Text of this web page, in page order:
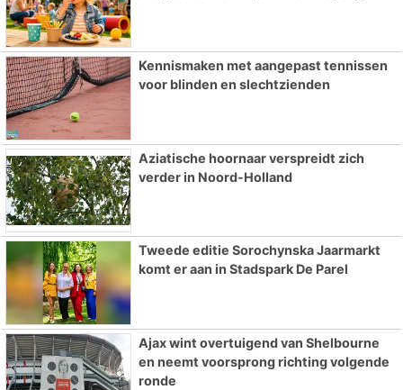
Kennismaken met aangepast tennissen
voor blinden en slechtzienden
Aziatische hoornaar verspreidt zich
verder in Noord-Holland
Tweede editie Sorochynska Jaarmarkt
komt er aan in Stadspark De Parel
Ajax wint overtuigend van Shelbourne
en neemt voorsprong richting volgende
ronde